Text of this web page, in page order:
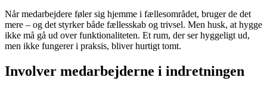
Når medarbejdere føler sig hjemme i fællesområdet, bruger de det
mere – og det styrker både fællesskab og trivsel. Men husk, at hygge
ikke må gå ud over funktionaliteten. Et rum, der ser hyggeligt ud,
men ikke fungerer i praksis, bliver hurtigt tomt.
Involver medarbejderne i indretningen